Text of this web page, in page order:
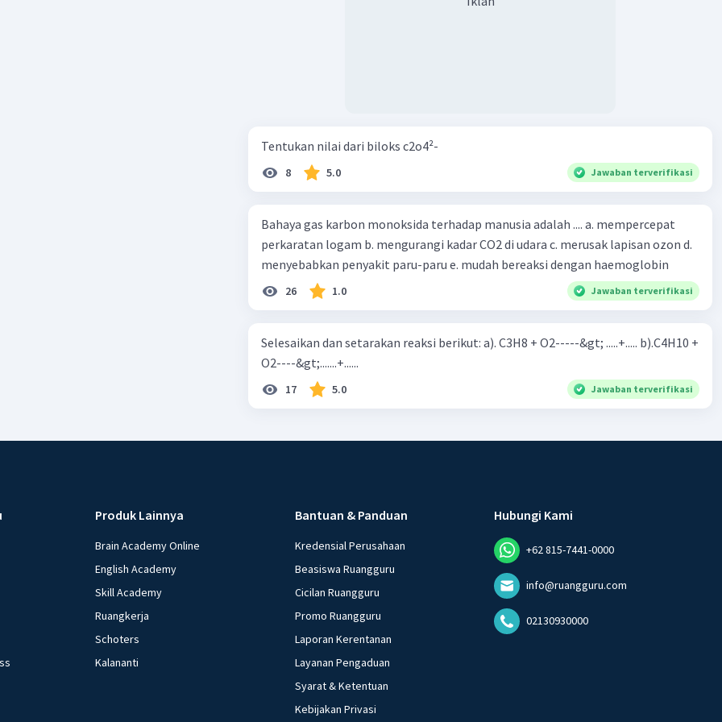
Tentukan nilai dari biloks c2o4²-
8 5.0 Jawaban terverifikasi
Bahaya gas karbon monoksida terhadap manusia adalah .... a. mempercepat
perkaratan logam b. mengurangi kadar CO2 di udara c. merusak lapisan ozon d.
menyebabkan penyakit paru-paru e. mudah bereaksi dengan haemoglobin
26 1.0 Jawaban terverifikasi
Selesaikan dan setarakan reaksi berikut: a). C3H8 + O2-----&gt; .....+..... b).C4H10 +
O2----&gt;.......+......
17 5.0 Jawaban terverifikasi
Produk Lainnya
Brain Academy Online
English Academy
Skill Academy
Ruangkerja
Schoters
Kalananti
Bantuan & Panduan
Kredensial Perusahaan
Beasiswa Ruangguru
Cicilan Ruangguru
Promo Ruangguru
Laporan Kerentanan
Layanan Pengaduan
Syarat & Ketentuan
Kebijakan Privasi
Hubungi Kami
+62 815-7441-0000
info@ruangguru.com
02130930000